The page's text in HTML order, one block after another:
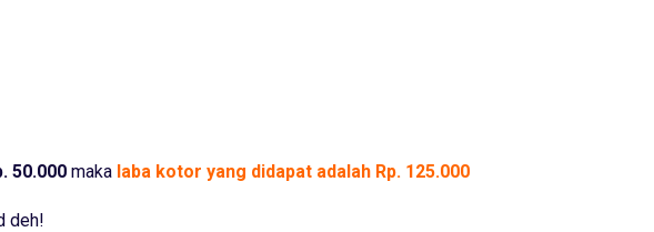
50.000 maka laba kotor yang didapat adalah Rp. 125.000
deh!